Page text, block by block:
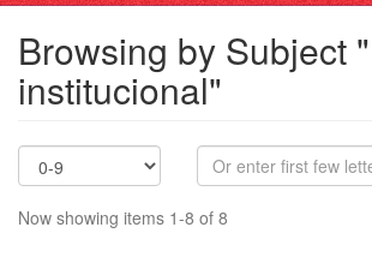
Browsing by Subject
institucional"
Now showing items 1-8 of 8